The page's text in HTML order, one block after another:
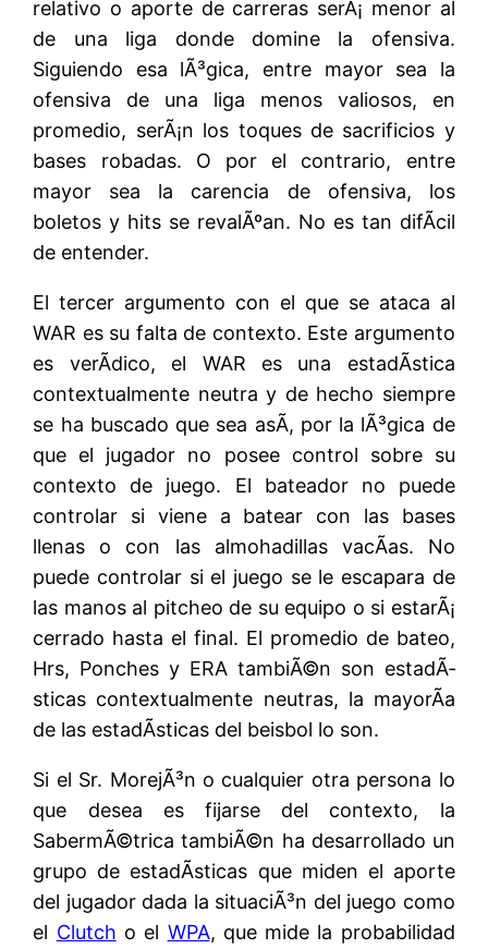
relativo o aporte de carreras serÃ¡ menor al
de una liga donde domine la ofensiva.
Siguiendo esa lÃ³gica, entre mayor sea la
ofensiva de una liga menos valiosos, en
promedio, serÃ¡n los toques de sacrificios y
bases robadas. O por el contrario, entre
mayor sea la carencia de ofensiva, los
boletos y hits se revalÃºan. No es tan difÃ­cil
de entender.
El tercer argumento con el que se ataca al
WAR es su falta de contexto. Este argumento
es verÃ­dico, el WAR es una estadÃ­stica
contextualmente neutra y de hecho siempre
se ha buscado que sea asÃ­, por la lÃ³gica de
que el jugador no posee control sobre su
contexto de juego. El bateador no puede
controlar si viene a batear con las bases
llenas o con las almohadillas vacÃ­as. No
puede controlar si el juego se le escapara de
las manos al pitcheo de su equipo o si estarÃ¡
cerrado hasta el final. El promedio de bateo,
Hrs, Ponches y ERA tambiÃ©n son estadÃ­
sticas contextualmente neutras, la mayorÃ­a
de las estadÃ­sticas del beisbol lo son.
Si el Sr. MorejÃ³n o cualquier otra persona lo
que desea es fijarse del contexto, la
SabermÃ©trica tambiÃ©n ha desarrollado un
grupo de estadÃ­sticas que miden el aporte
del jugador dada la situaciÃ³n del juego como
el Clutch o el WPA, que mide la probabilidad